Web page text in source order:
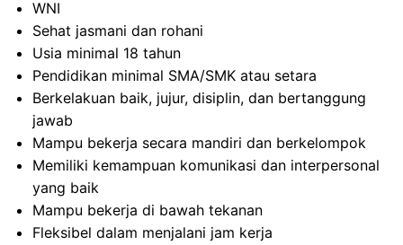
WNI
Sehat jasmani dan rohani
Usia minimal 18 tahun
Pendidikan minimal SMA/SMK atau setara
Berkelakuan baik, jujur, disiplin, dan bertanggung
jawab
Mampu bekerja secara mandiri dan berkelompok
Memiliki kemampuan komunikasi dan interpersonal
yang baik
Mampu bekerja di bawah tekanan
Fleksibel dalam menjalani jam kerja